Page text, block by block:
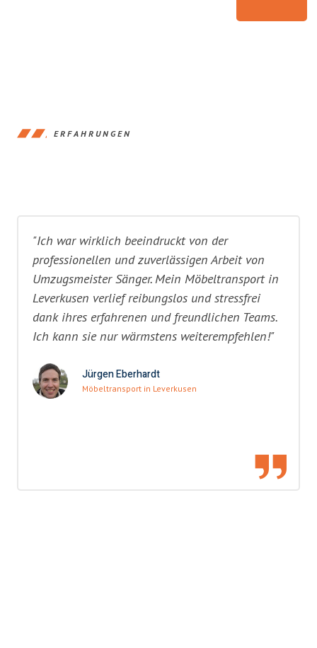
ERFAHRUNGEN
"Ich war wirklich beeindruckt von der
professionellen und zuverlässigen Arbeit von
Umzugsmeister Sänger. Mein Möbeltransport in
Leverkusen verlief reibungslos und stressfrei
dank ihres erfahrenen und freundlichen Teams.
Ich kann sie nur wärmstens weiterempfehlen!"
Jürgen Eberhardt
Möbeltransport in Leverkusen